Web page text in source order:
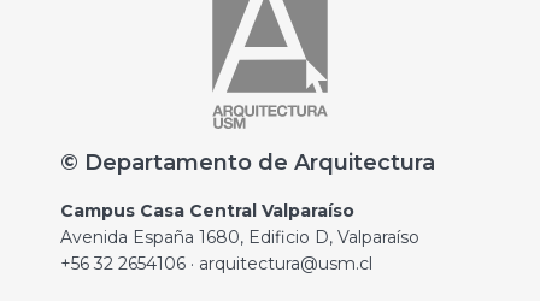
© Departamento de Arquitectura
Campus Casa Central Valparaíso
Avenida España 1680, Edificio D, Valparaíso
+56 32 2654106 · arquitectura@usm.cl